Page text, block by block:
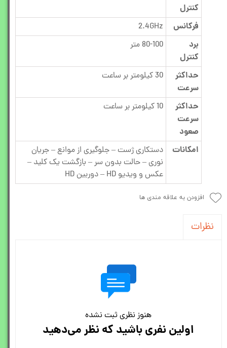
کنترل
فرکانس
2.4GHz
برد
کنترل
80-100 متر
حداکثر
سرعت
30 کیلومتر بر ساعت
حداکثر
سرعت
صعود
10 کیلومتر بر ساعت
امکانات
دستکاری ژست – جلوگیری از موانع – جریان
نوری – حالت بدون سر – بازگشت یک کلید –
عکس و ویدیو HD – دوربین HD
افزودن به علاقه مندی ها
نظرات
هنوز نظری ثبت نشده
اولین نفری باشید که نظر می‌دهید